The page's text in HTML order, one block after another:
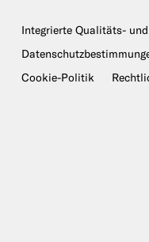
Integrierte Qualitäts-
Cookie-Politik